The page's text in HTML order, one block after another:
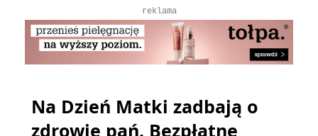
reklama
Na Dzień Matki zadbają o
zdrowie pań. Bezpłatne